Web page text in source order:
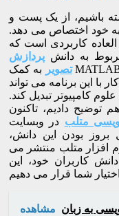
باشیم، از یک پست و
به خود اختصاص می دهد.
کاربردی است که
به دانش پردازش
تصویر
با این برنامه می تواند
کامپیوتر تبدیل کند.
توضیح دادیم، تاکنون
متلب در وبسایت
بروز بودن این دانش،
افزار متلب منتشر می
کاربران خود، این
مشاهده